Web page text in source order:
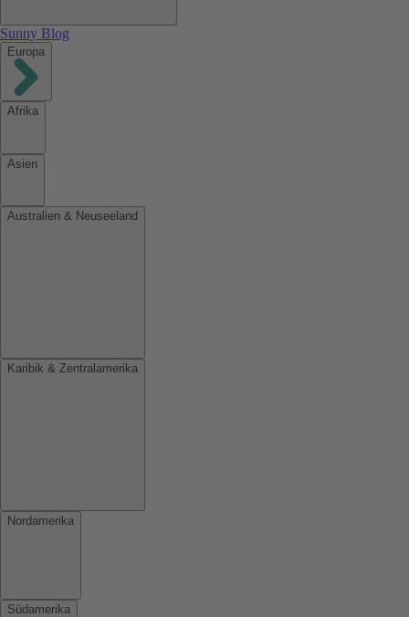
Sunny Blog
Europa
Afrika
Asien
Australien & Neuseeland
Karibik & Zentralamerika
Nordamerika
Südamerika